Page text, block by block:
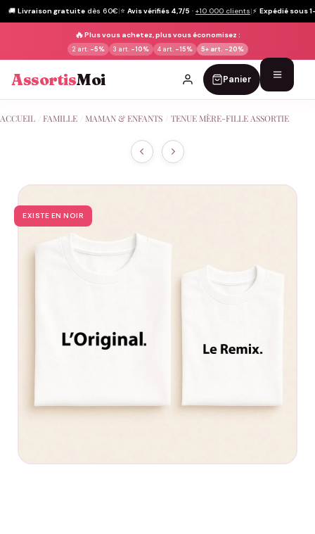
🚚 Livraison gratuite dès 60€|⭐ Avis vérifiés 4,7/5 · +10 000 clients|⚡ Expédié sous
🔥Plus vous achetez, plus vous économisez :
2 art. -5% 3 art. -10% 4 art. -15% 5+ art. -20%
AssortisMoi Panier
au
ACCUEIL FAMILLE MAMAN & ENFANTS TENUE MÈRE-FILLE ASSORTIE
EXISTE EN NOIR